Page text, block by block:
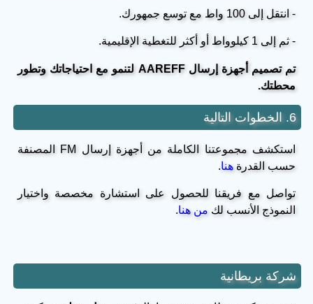
- انتقل إلى 100 واط مع توسع جمهورك.
- ثم إلى 1 كيلوواط أو أكثر للتغطية الإقليمية.
تم تصميم أجهزة إرسال AAREFF لتنمو مع احتياجاتك وتطور
محطتك.
6. الخطوات التالية
استكشف مجموعتنا الكاملة من أجهزة إرسال FM المصنفة
حسب القدرةهنا.
تواصل مع فريقنا للحصول على استشارة مخصصة واختيار
النموذج الأنسب لك من هنا.
شركة بريطانية